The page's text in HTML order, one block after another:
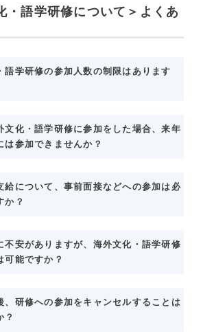
・語学研修について＞よくあ
語学研修の参加人数の制限はあります
文化・語学研修に参加をした場合、来年
は参加できませんか？
給について、事前面接などへの参加は必
か？
不安がありますが、海外文化・語学研修
可能ですか？
、研修への参加をキャンセルすることは
？